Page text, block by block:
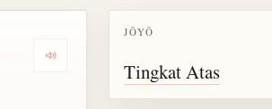
Dengarkan semua bacaan untuk kanji 柄
JŌYŌ
Tingkat Atas